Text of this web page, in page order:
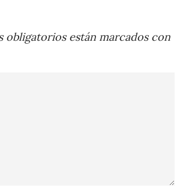
obligatorios están marcados con